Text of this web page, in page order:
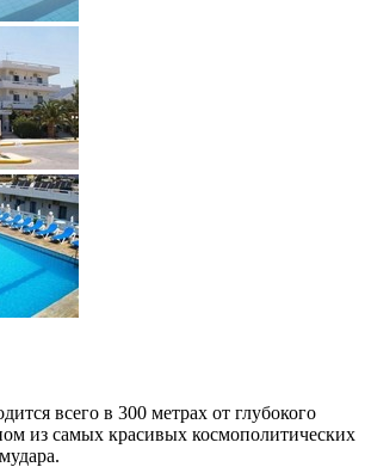
всего в 300 метрах от глубокого
из самых красивых космополитических